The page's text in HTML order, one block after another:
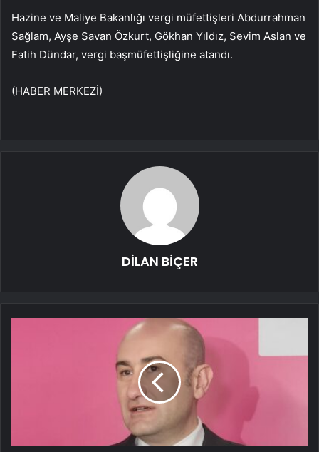
Hazine ve Maliye Bakanlığı vergi müfettişleri Abdurrahman
Sağlam, Ayşe Savan Özkurt, Gökhan Yıldız, Sevim Aslan ve
Fatih Dündar, vergi başmüfettişliğine atandı.
(HABER MERKEZİ)
DİLAN BİÇER